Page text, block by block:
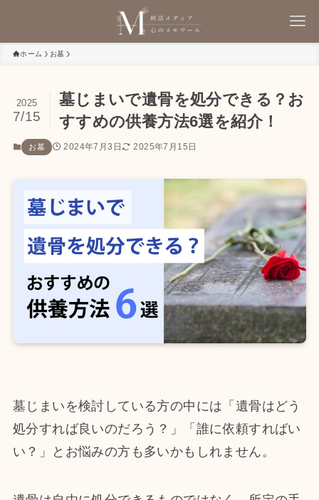
ホーム お墓
墓じまいで遺骨を処分できる？お
すすめの供養方法6選を紹介！
2025
7/15
お墓 2024年7月3日 2025年7月15日
墓じまいを検討している方の中には「遺骨はどう
処分すれば良いのだろう？」「誰に依頼すればい
い？」とお悩みの方も多いかもしれません。